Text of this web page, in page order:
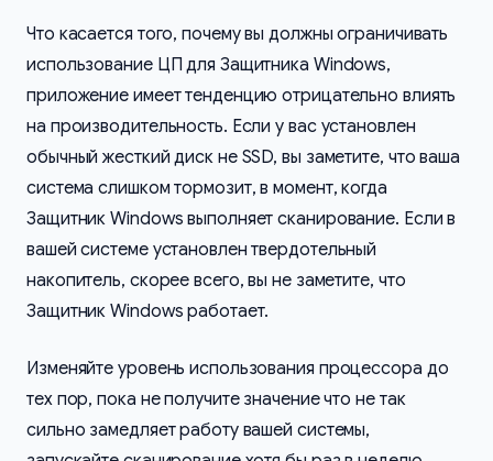
Что касается того, почему вы должны ограничивать
использование ЦП для Защитника Windows,
приложение имеет тенденцию отрицательно влиять
на производительность. Если у вас установлен
обычный жесткий диск не SSD, вы заметите, что ваша
система слишком тормозит, в момент, когда
Защитник Windows выполняет сканирование. Если в
вашей системе установлен твердотельный
накопитель, скорее всего, вы не заметите, что
Защитник Windows работает.
Изменяйте уровень использования процессора до
тех пор, пока не получите значение что не так
сильно замедляет работу вашей системы,